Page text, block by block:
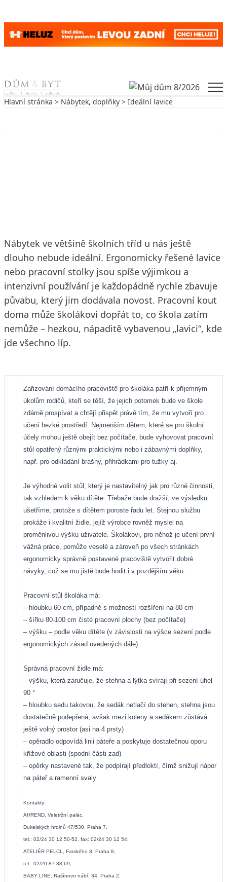
Skip to content
Hlavní stránka > Nábytek, doplňky > Ideální lavice
Nábytek ve většině školních tříd u nás ještě
dlouho nebude ideální. Ergonomicky řešené lavice
nebo pracovní stolky jsou spíše výjimkou a
intenzivní používání je každopádně rychle zbavuje
půvabu, který jim dodávala novost. Pracovní kout
doma může školákovi dopřát to, co škola zatím
nemůže – hezkou, nápaditě vybavenou „lavici“, kde
jde všechno líp.
Zařizování domácího pracoviště pro školáka patří k příjemným
úkolům rodičů, kteří se těší, že jejich potomek bude ve škole
zdárně prospívat a chtějí přispět právě tím, že mu vytvoří pro
učení hezké prostředí. Nejmenším dětem, které se pro školní
účely mohou ještě obejít bez počítače, bude vyhovovat pracovní
stůl opatřený různými praktickými nebo i zábavnými doplňky,
např. pro odkládání brašny, přihrádkami pro tužky aj.
Je výhodné volit stůl, který je nastavitelný jak pro různé činnosti,
tak vzhledem k věku dítěte. Třebaže bude dražší, ve výsledku
ušetříme, protože s dítětem poroste řadu let. Stejnou službu
prokáže i kvalitní židle, jejíž výrobce rovněž myslel na
proměnlivou výšku uživatele. Školákovi, pro něhož je učení první
vážná práce, pomůže veselé a zároveň po všech stránkách
ergonomicky správně postavené pracoviště vytvořit dobré
návyky, což se mu jistě bude hodit i v pozdějším věku.
Pracovní stůl školáka má:
– hloubku 60 cm, případně s možností rozšíření na 80 cm
– šířku 80-100 cm čisté pracovní plochy (bez počítače)
– výšku – podle věku dítěte (v závislosti na výšce sezení podle
ergonomických zásad uvedených dále)
Správná pracovní židle má:
– výšku, která zaručuje, že stehna a lýtka svírají při sezení úhel
90 °
– hloubku sedu takovou, že sedák netlačí do stehen, stehna jsou
dostatečně podepřená, avšak mezi koleny a sedákem zůstává
ještě volný prostor (asi na 4 prsty)
– opěradlo odpovídá linii páteře a poskytuje dostatečnou oporu
křížové oblasti (spodní části zad)
– opěrky nastavené tak, že podpírají předloktí, čímž snižují nápor
na páteř a ramenní svaly
Kontakty:
AHREND, Veletržní palác,
Dukelských hrdinů 47/530, Praha 7,
tel.: 02/24 30 12 50-52, fax: 02/24 30 12 54;
ATELIÉR PELCL, Farského 8, Praha 8,
tel.: 02/20 87 88 69;
BABY LINE, Rašínovo nábř. 34, Praha 2,